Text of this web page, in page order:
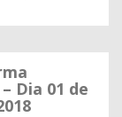
Dia 01 de